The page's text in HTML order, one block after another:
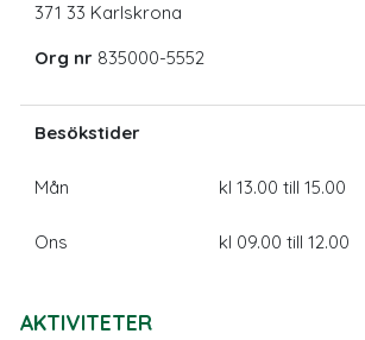
371 33 Karlskrona
Org nr 835000-5552
Besökstider
Mån kl 13.00 till 15.00
Ons kl 09.00 till 12.00
AKTIVITETER